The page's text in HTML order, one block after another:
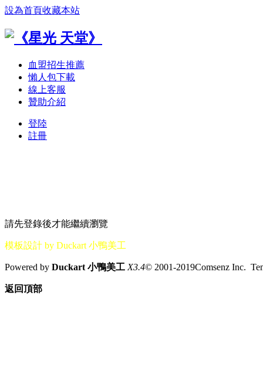
設為首頁收藏本站
血盟招生推薦
懶人包下載
線上客服
贊助介紹
登陸
註冊
請先登錄後才能繼續瀏覽
模板設計 by Duckart 小鴨美工
Powered by Duckart 小鴨美工 X3.4© 2001-2019Comsenz Inc.
返回頂部